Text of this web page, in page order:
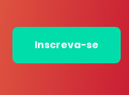
Inscreva-se